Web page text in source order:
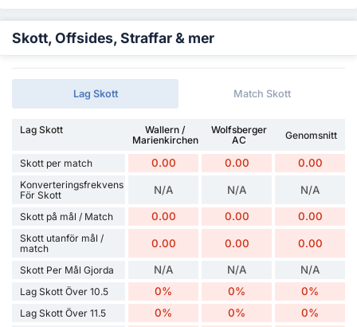
Skott, Offsides, Straffar & mer
Lag Skott Match Skott
Lag Skott
Wallern /
Marienkirchen
Wolfsberger
AC
Genomsnitt
Skott per match 0.00 0.00 0.00
Konverteringsfrekvens
För Skott
N/A N/A N/A
Skott på mål / Match 0.00 0.00 0.00
Skott utanför mål /
match
0.00 0.00 0.00
Skott Per Mål Gjorda N/A N/A N/A
Lag Skott Över 10.5 0% 0% 0%
Lag Skott Över 11.5 0% 0% 0%